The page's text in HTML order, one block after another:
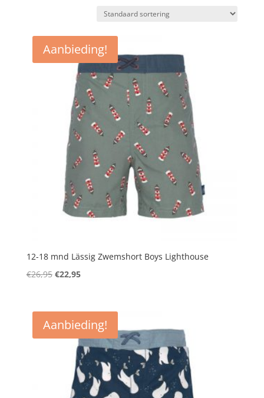
Aanbieding!
12-18 mnd Lässig Zwemshort Boys Lighthouse
€26,95 Oorspronkelijke
€26,95.
€22,95Huidige
€22,95.
Aanbieding!